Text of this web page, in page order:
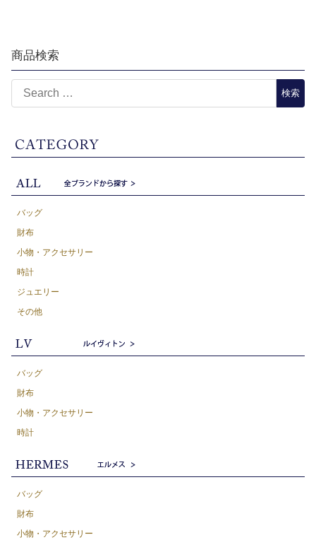
商品検索
バッグ
財布
小物・アクセサリー
時計
ジュエリー
その他
バッグ
財布
小物・アクセサリー
時計
バッグ
財布
小物・アクセサリー